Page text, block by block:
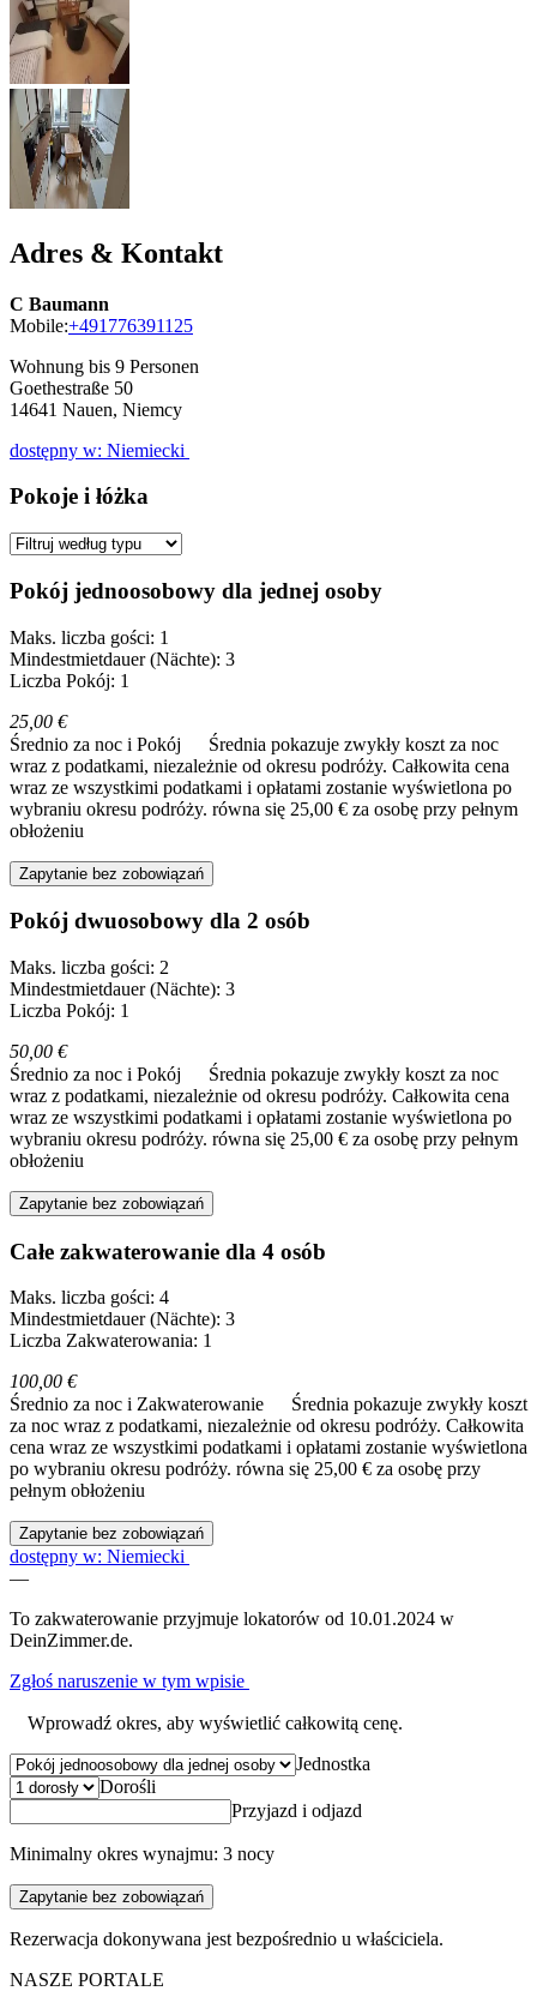
Adres & Kontakt
C Baumann
Mobile:+491776391125
Wohnung bis 9 Personen
Goethestraße 50
14641 Nauen, Niemcy
dostępny w: Niemiecki
Pokoje i łóżka
Pokój jednoosobowy dla jednej osoby
Maks. liczba gości: 1
Mindestmietdauer (Nächte): 3
Liczba Pokój: 1
25,00 €
Średnio za noc i Pokój
Średnia pokazuje zwykły koszt za noc
wraz z podatkami, niezależnie od okresu podróży. Całkowita cena
wraz ze wszystkimi podatkami i opłatami zostanie wyświetlona po
wybraniu okresu podróży. równa się 25,00 € za osobę przy pełnym
obłożeniu
Zapytanie bez zobowiązań
Pokój dwuosobowy dla 2 osób
Maks. liczba gości: 2
Mindestmietdauer (Nächte): 3
Liczba Pokój: 1
50,00 €
Średnio za noc i Pokój
Średnia pokazuje zwykły koszt za noc
wraz z podatkami, niezależnie od okresu podróży. Całkowita cena
wraz ze wszystkimi podatkami i opłatami zostanie wyświetlona po
wybraniu okresu podróży. równa się 25,00 € za osobę przy pełnym
obłożeniu
Zapytanie bez zobowiązań
Całe zakwaterowanie dla 4 osób
Maks. liczba gości: 4
Mindestmietdauer (Nächte): 3
Liczba Zakwaterowania: 1
100,00 €
Średnio za noc i Zakwaterowanie
Średnia pokazuje zwykły koszt
za noc wraz z podatkami, niezależnie od okresu podróży. Całkowita
cena wraz ze wszystkimi podatkami i opłatami zostanie wyświetlona
po wybraniu okresu podróży. równa się 25,00 € za osobę przy
pełnym obłożeniu
Zapytanie bez zobowiązań
dostępny w: Niemiecki
—
To zakwaterowanie przyjmuje lokatorów od 10.01.2024 w
DeinZimmer.de.
Zgłoś naruszenie w tym wpisie
Wprowadź okres, aby wyświetlić całkowitą cenę.
Jednostka
Dorośli
Przyjazd i odjazd
Minimalny okres wynajmu: 3 nocy
Zapytanie bez zobowiązań
Rezerwacja dokonywana jest bezpośrednio u właściciela.
NASZE PORTALE